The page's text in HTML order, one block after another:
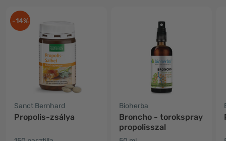
-14%
Sanct Bernhard
Propolis-zsálya
Bioherba
Broncho - torokspray
propolisszal